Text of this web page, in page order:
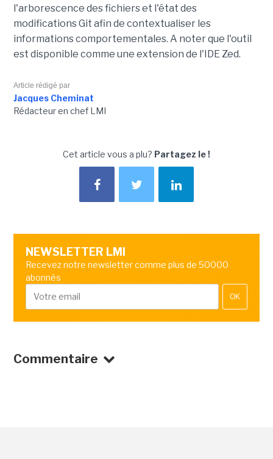
l'arborescence des fichiers et l'état des
modifications Git afin de contextualiser les
informations comportementales. A noter que l'outil
est disponible comme une extension de l'IDE Zed.
Article rédigé par
Jacques Cheminat
Rédacteur en chef LMI
Cet article vous a plu? Partagez le !
NEWSLETTER LMI
Recevez notre newsletter comme plus de 50000
abonnés
OK
Commentaire